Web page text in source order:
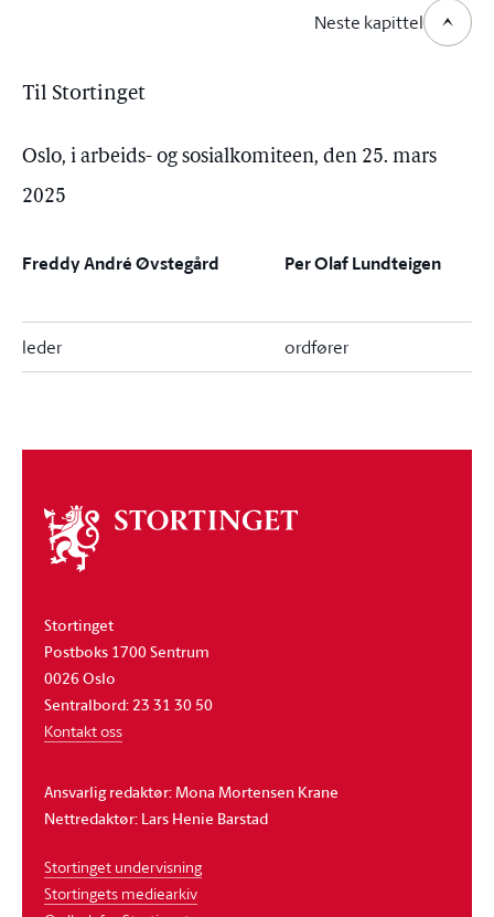
Neste kapittel
Til Stortinget
Oslo, i arbeids- og sosialkomiteen, den 25. mars
2025
Freddy André Øvstegård Per Olaf Lundteigen
leder ordfører
Om
stortinget
Stortinget
Postboks 1700 Sentrum
0026 Oslo
Sentralbord: 23 31 30 50
Kontakt oss
Ansvarlig redaktør: Mona Mortensen Krane
Nettredaktør: Lars Henie Barstad
Stortinget undervisning
Stortingets mediearkiv